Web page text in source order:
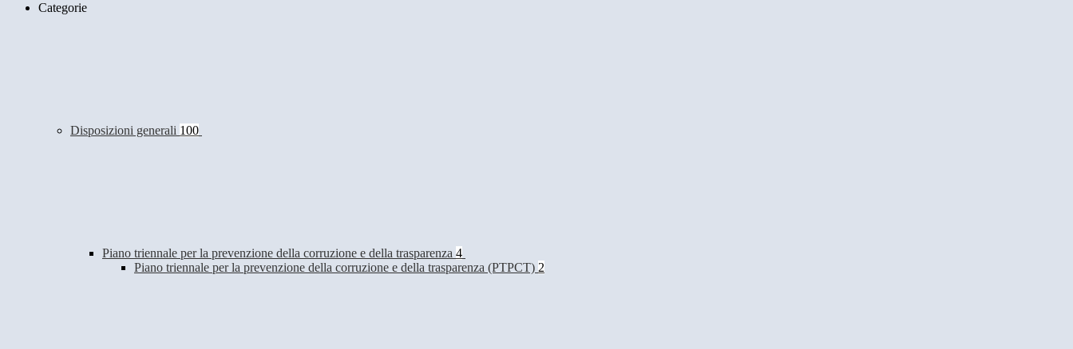
Categorie
Disposizioni generali 100
Piano triennale per la prevenzione della corruzione e della trasparenza 4
Piano triennale per la prevenzione della corruzione e della trasparenza (PTPCT) 2